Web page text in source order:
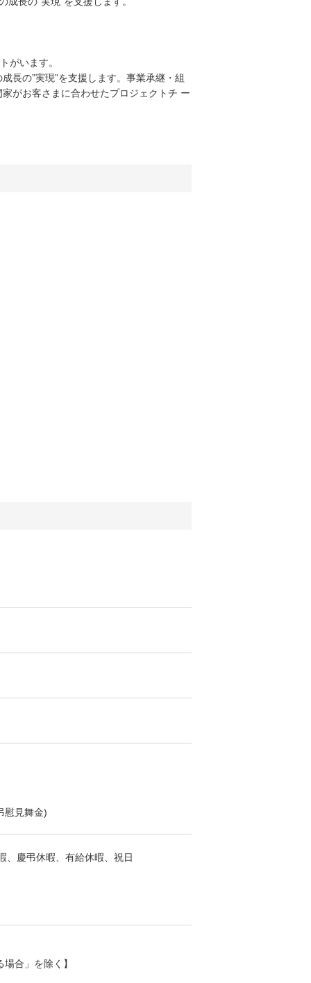
がいます。
長の”実現”を支援します。事業承継・組
がお客さまに合わせたプロジェクトチ ー
慰見舞金)
、慶弔休暇、有給休暇、祝日
合」を除く】